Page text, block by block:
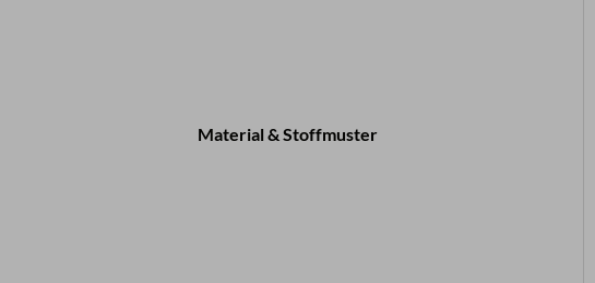
Material & Stoffmuster